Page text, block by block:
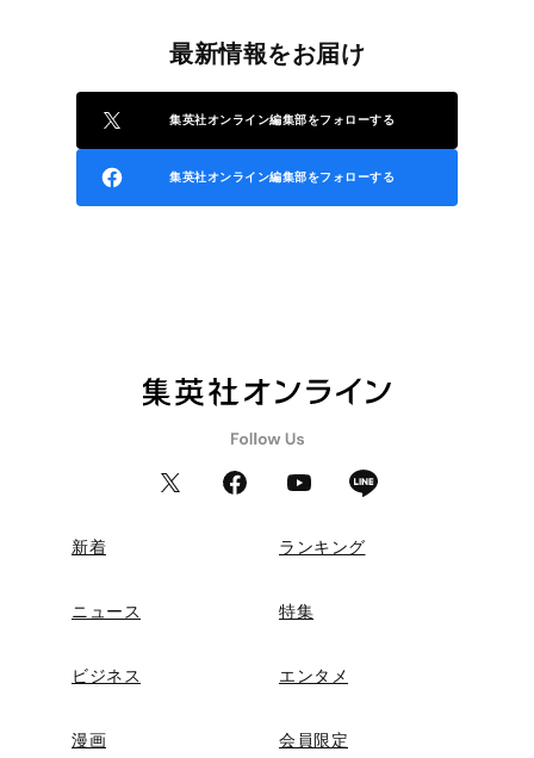
最新情報をお届け
集英社オンライン編集部をフォローする
集英社オンライン編集部をフォローする
新着 ランキング
ニュース 特集
ビジネス エンタメ
漫画 会員限定